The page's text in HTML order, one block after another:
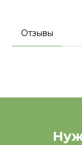
Отзывы